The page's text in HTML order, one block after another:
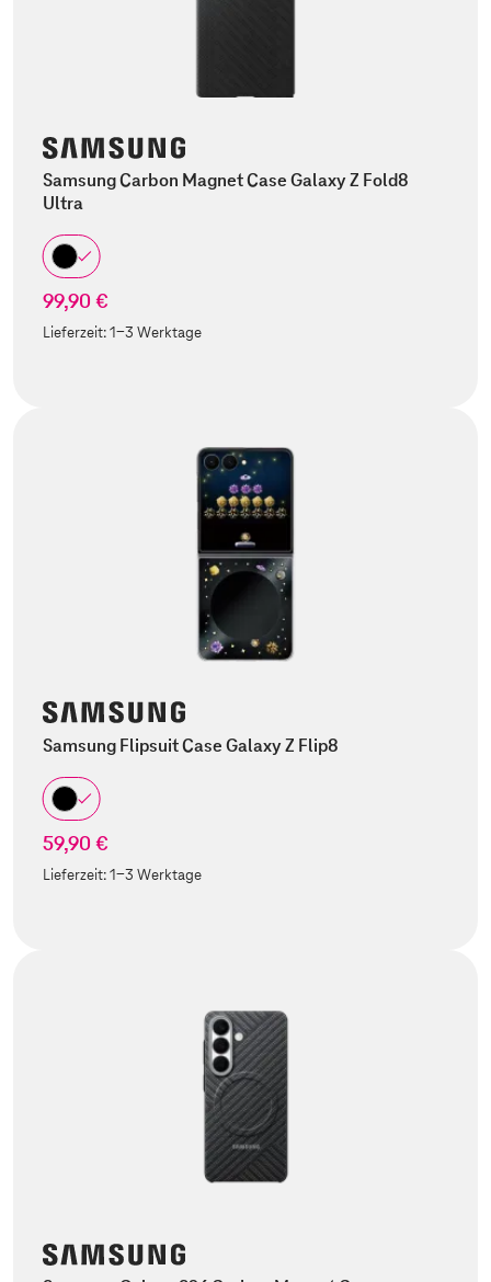
Samsung Carbon Magnet Case Galaxy Z Fold8
Ultra
99,90 €
Lieferzeit:1-3 Werktage
Samsung Flipsuit Case Galaxy Z Flip8
59,90 €
Lieferzeit:1-3 Werktage